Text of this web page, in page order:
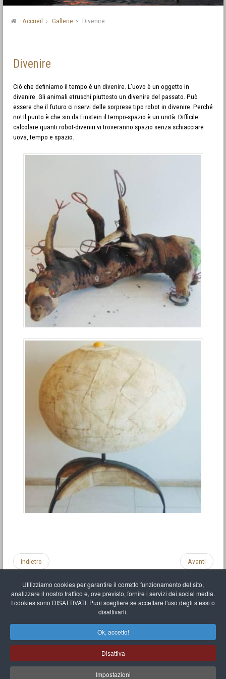
Utilizziamo cookies per garantire il corretto funzionamento del sito,
analizzare il nostro traffico e, ove previsto, fornire i servizi dei social media.
I cookies sono DISATTIVATI. Puoi scegliere se accettare l'uso degli stessi o
disattivarli.
Ok, accetto!
Disattiva
Impostazioni
Accueil Gallerie Divenire
Divenire
Ciò che definiamo il tempo è un divenire. L’uovo è un oggetto in
divenire. Gli animali etruschi piuttosto un divenire del passato. Può
essere che il futuro ci riservi delle sorprese tipo robot in divenire. Perché
no! Il punto è che sin da Einstein il tempo-spazio è un unità. Difficile
calcolare quanti robot-diveniri vi troveranno spazio senza schiacciare
uova, tempo e spazio.
Indietro Avanti
Mappa del sito
Mr Balthasar Brennenstuhl
Artista scultore e pittore
Quai Séverine Résidence Navy Club / 17 83430 Saint-Mandrier-sur-Mer,Provence-
Alpes-Côte d'Azur-France